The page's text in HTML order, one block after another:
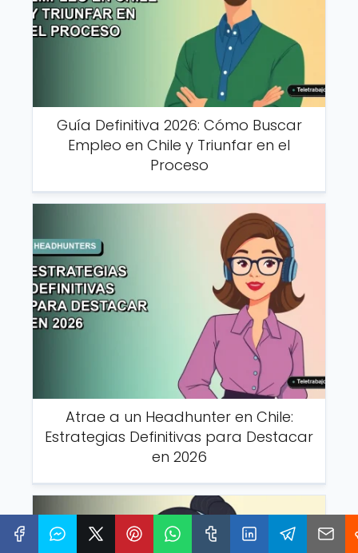
Guía Definitiva 2026: Cómo Buscar
Empleo en Chile y Triunfar en el
Proceso
Atrae a un Headhunter en Chile:
Estrategias Definitivas para Destacar
en 2026